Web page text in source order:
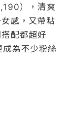
），清爽
感，又帶點
配都超好
為不少粉絲